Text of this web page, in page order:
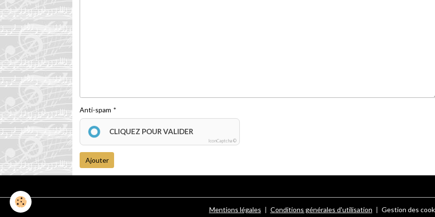
Anti-spam
CLIQUEZ POUR VALIDER
IconCaptcha ©
Ajouter
Mentions légales Conditions générales d'utilisation Gestion des